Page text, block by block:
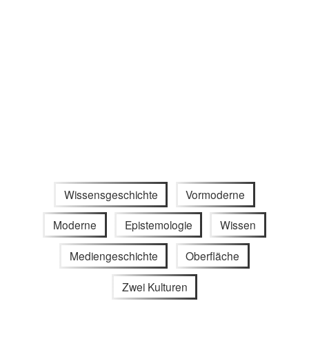
Wissensgeschichte Vormoderne
Moderne Epistemologie Wissen
Mediengeschichte Oberfläche
Zwei Kulturen